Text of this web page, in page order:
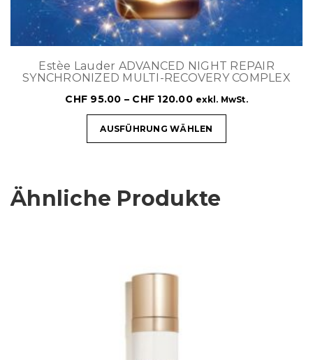
Estèe Lauder ADVANCED NIGHT REPAIR
SYNCHRONIZED MULTI-RECOVERY COMPLEX
CHF 95.00 – CHF 120.00 exkl. MwSt.
AUSFÜHRUNG WÄHLEN
Ähnliche Produkte